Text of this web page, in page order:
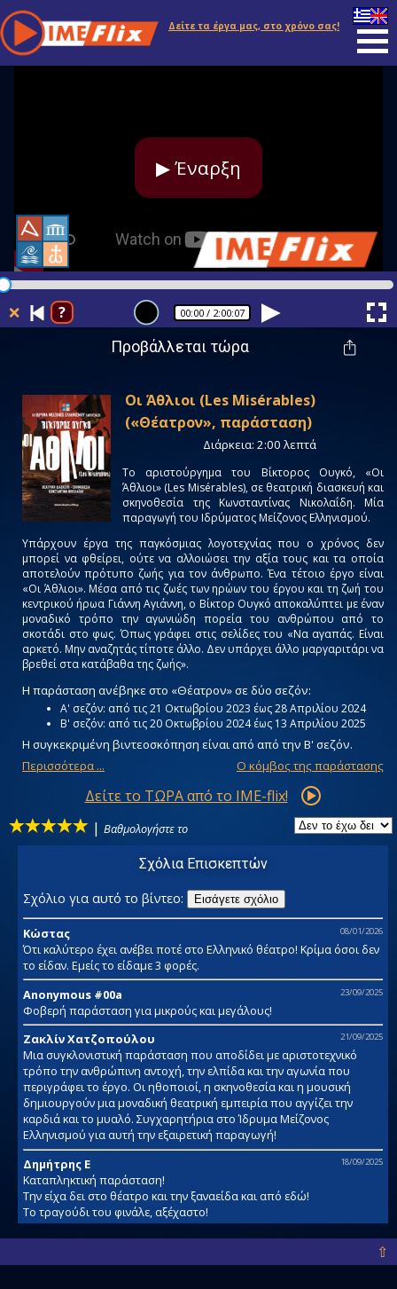
Δείτε τα έργα μας, στο χρόνο σας!
▶ Έναρξη
❌ ? 00:00 / 2:00:07
Προβάλλεται τώρα
Οι Άθλιοι (Les Misérables)
(«Θέατρον», παράσταση)
Διάρκεια: 2:00 λεπτά
Tο αριστούργημα του Βίκτορος Ουγκό, «Οι
Άθλιοι» (Les Misérables), σε θεατρική διασκευή και
σκηνοθεσία της Κωνσταντίνας Νικολαΐδη. Μία
παραγωγή του Ιδρύματος Μείζονος Ελληνισμού.
Υπάρχουν έργα της παγκόσμιας λογοτεχνίας που ο χρόνος δεν
μπορεί να φθείρει, ούτε να αλλοιώσει την αξία τους και τα οποία
αποτελούν πρότυπο ζωής για τον άνθρωπο. Ένα τέτοιο έργο είναι
«Οι Άθλιοι». Μέσα από τις ζωές των ηρώων του έργου και τη ζωή του
κεντρικού ήρωα Γιάννη Αγιάννη, ο Βίκτορ Ουγκό αποκαλύπτει με έναν
μοναδικό τρόπο την αγωνιώδη πορεία του ανθρώπου από το
σκοτάδι στο φως. Όπως γράφει στις σελίδες του «Να αγαπάς. Είναι
αρκετό. Μην αναζητάς τίποτε άλλο. Δεν υπάρχει άλλο μαργαριτάρι να
βρεθεί στα κατάβαθα της ζωής».
Η παράσταση ανέβηκε στο «Θέατρον» σε δύο σεζόν:
Α' σεζόν: από τις 21 Οκτωβρίου 2023 έως 28 Απριλίου 2024
Β' σεζόν: από τις 20 Οκτωβρίου 2024 έως 13 Απριλίου 2025
Η συγκεκριμένη βιντεοσκόπηση είναι από από την Β' σεζόν.
Περισσότερα ...
Ο κόμβος της παράστασης
Δείτε το ΤΩΡΑ από το IME-flix!
| Βαθμολογήστε το
Σχόλια Επισκεπτών
Σχόλιο για αυτό το βίντεο: Εισάγετε σχόλιο
Κώστας 08/01/2026
Ότι καλύτερο έχει ανέβει ποτέ στο Ελληνικό θέατρο! Κρίμα όσοι δεν
το είδαν. Εμείς το είδαμε 3 φορές.
Anonymous #00a
23/09/2025
Φοβερή παράσταση για μικρούς και μεγάλους!
Ζακλίν Χατζοπούλου
21/09/2025
Μια συγκλονιστική παράσταση που αποδίδει με αριστοτεχνικό
τρόπο την ανθρώπινη αντοχή, την ελπίδα και την αγωνία που
περιγράφει το έργο. Οι ηθοποιοί, η σκηνοθεσία και η μουσική
δημιουργούν μια μοναδική θεατρική εμπειρία που αγγίζει την
καρδιά και το μυαλό. Συγχαρητήρια στο Ίδρυμα Μείζονος
Ελληνισμού για αυτή την εξαιρετική παραγωγή!
Δημήτρης Ε
18/09/2025
Καταπληκτική παράσταση!
Την είχα δει στο θέατρο και την ξαναείδα και από εδώ!
Το τραγούδι του φινάλε, αξέχαστο!
⇧